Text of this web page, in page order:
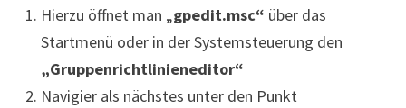
Hierzu öffnet man „gpedit.msc“ über das
Startmenü oder in der Systemsteuerung den
„Gruppenrichtlinieneditor“
Navigier als nächstes unter den Punkt